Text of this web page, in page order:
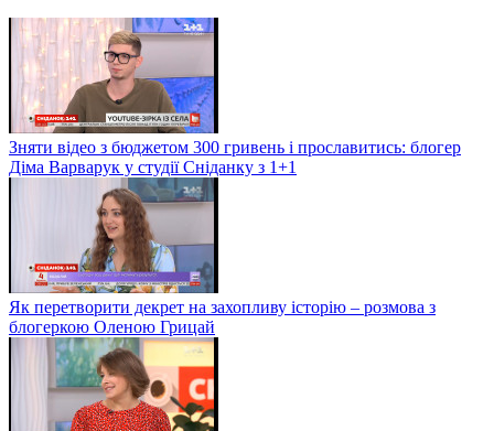
Зняти відео з бюджетом 300 гривень і прославитись: блогер
Діма Варварук у студії Сніданку з 1+1
Як перетворити декрет на захопливу історію – розмова з
блогеркою Оленою Грицай